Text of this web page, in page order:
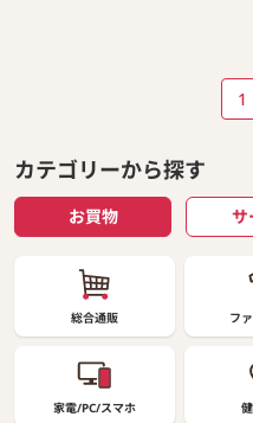
1
カテゴリーから探す
お買物 サ
総合通販 フ
家電/PC/スマホ